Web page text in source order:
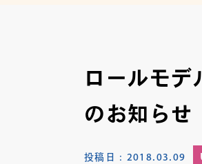
ロールモ
のお知らせ
投稿日： 2018.03.09